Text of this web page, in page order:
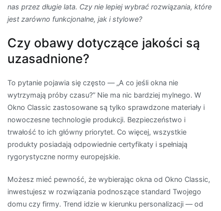
nas przez długie lata. Czy nie lepiej wybrać rozwiązania, które
jest zarówno funkcjonalne, jak i stylowe?
Czy obawy dotyczące jakości są
uzasadnione?
To pytanie pojawia się często — „A co jeśli okna nie
wytrzymają próby czasu?” Nie ma nic bardziej mylnego. W
Okno Classic zastosowane są tylko sprawdzone materiały i
nowoczesne technologie produkcji. Bezpieczeństwo i
trwałość to ich główny priorytet. Co więcej, wszystkie
produkty posiadają odpowiednie certyfikaty i spełniają
rygorystyczne normy europejskie.
Możesz mieć pewność, że wybierając okna od Okno Classic,
inwestujesz w rozwiązania podnoszące standard Twojego
domu czy firmy. Trend idzie w kierunku personalizacji — od